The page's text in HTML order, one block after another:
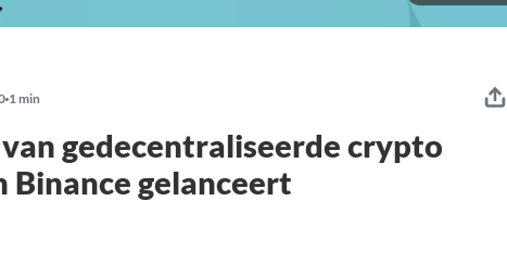
1 min
gedecentraliseerde crypto
Binance gelanceert